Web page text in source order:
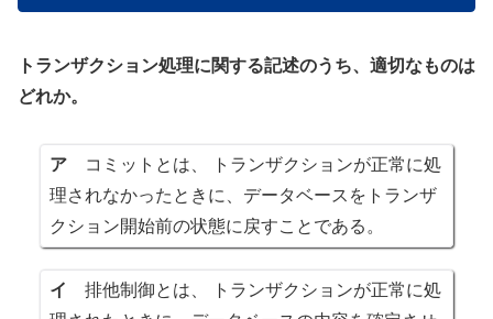
トランザクション処理に関する記述のうち、適切なものは
どれか。
ア コミットとは、 トランザクションが正常に処
理されなかったときに、データベースをトランザ
クション開始前の状態に戻すことである。
イ
排他制御とは、 トランザクションが正常に処